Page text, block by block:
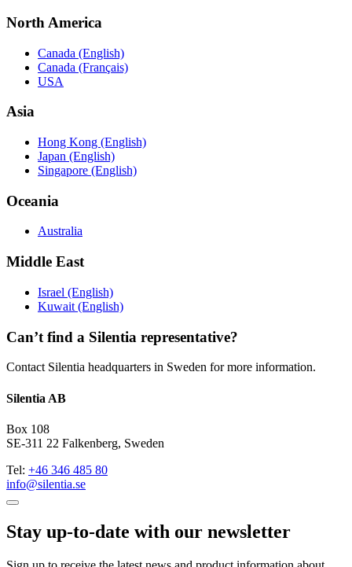
North America
Canada (English)
Canada (Français)
USA
Asia
Hong Kong (English)
Japan (English)
Singapore (English)
Oceania
Australia
Middle East
Israel (English)
Kuwait (English)
Can’t find a Silentia representative?
Contact Silentia headquarters in Sweden for more information.
Silentia AB
Box 108
SE-311 22 Falkenberg, Sweden
Tel: +46 346 485 80
info@silentia.se
Stay up-to-date with our newsletter